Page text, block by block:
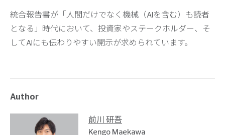
統合報告書が「人間だけでなく機械（AIを含む）も読者
となる」時代において、投資家やステークホルダー、そ
してAIにも伝わりやすい開示が求められています。
Author
前川 研吾
Kengo Maekawa